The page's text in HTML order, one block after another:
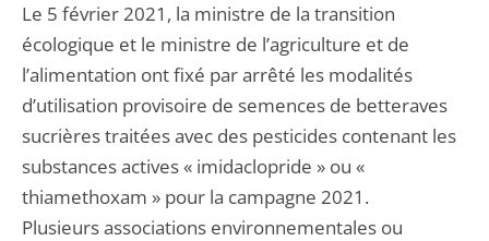
Le 5 février 2021, la ministre de la transition
écologique et le ministre de l’agriculture et de
l’alimentation ont fixé par arrêté les modalités
d’utilisation provisoire de semences de betteraves
sucrières traitées avec des pesticides contenant les
substances actives « imidaclopride » ou «
thiamethoxam » pour la campagne 2021.
Plusieurs associations environnementales ou